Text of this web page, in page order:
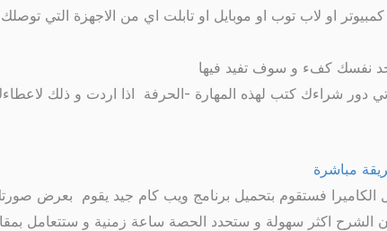
او لاب توب او موبايل او تابلت اي من الاجهزة التي
مباشرة
الكاميرا فستقوم بتحميل برنامج ويب كام جيد يقوم بعرض
اكثر سهولة و ستحدد الحصة ساعة زمنية و ستتعامل